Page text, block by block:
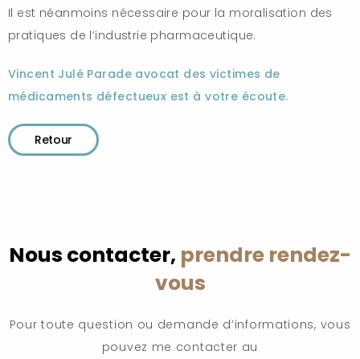
Il est néanmoins nécessaire pour la moralisation des
pratiques de l’industrie pharmaceutique.
Vincent Julé Parade avocat des victimes de
médicaments défectueux est à votre écoute.
Retour
Nous contacter, prendre rendez-
vous
Pour toute question ou demande d’informations, vous
pouvez me contacter au